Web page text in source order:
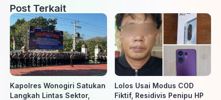
Post Terkait
Kapolres Wonogiri Satukan
Langkah Lintas Sektor,
Lolos Usai Modus COD
Fiktif, Residivis Penipu HP